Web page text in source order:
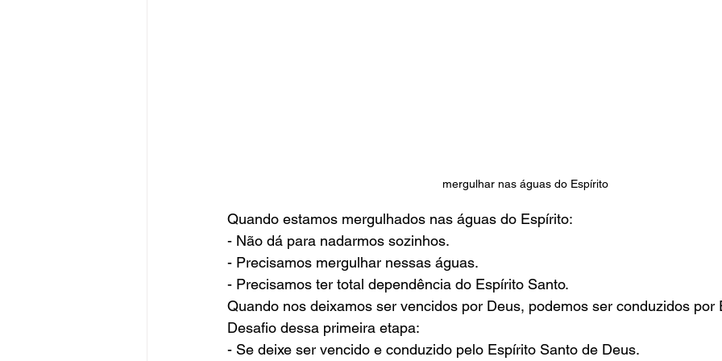
mergulhar nas águas do Espírito
Quando estamos mergulhados nas águas do Espírito:
- Não dá para nadarmos sozinhos.
- Precisamos mergulhar nessas águas.
- Precisamos ter total dependência do Espírito Santo.
Quando nos deixamos ser vencidos por Deus, podemos ser conduzidos por
Desafio dessa primeira etapa:
- Se deixe ser vencido e conduzido pelo Espírito Santo de Deus.